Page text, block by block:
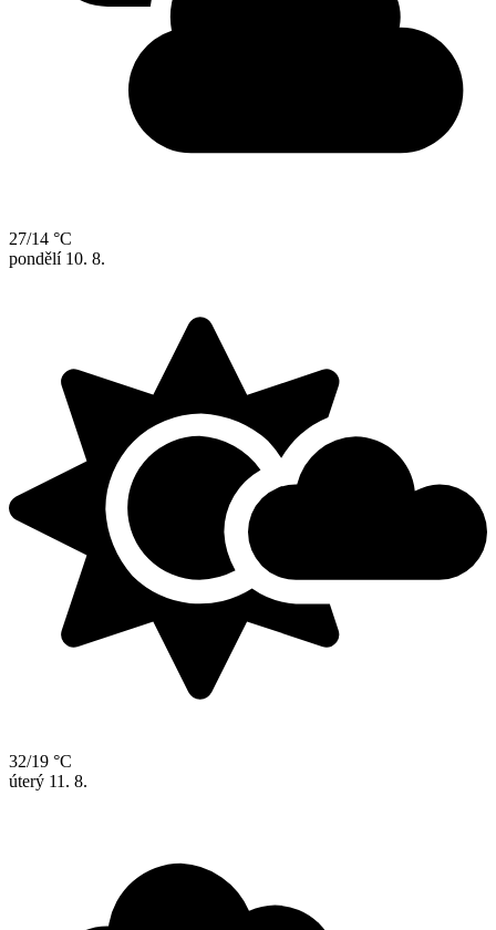
27/14 °C
pondělí 10. 8.
32/19 °C
úterý 11. 8.